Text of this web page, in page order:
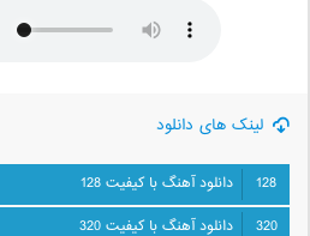
لینک های دانلود
128
دانلود آهنگ با کیفیت 128
320
دانلود آهنگ با کیفیت 320